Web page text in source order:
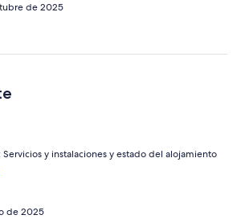
de 2025
y instalaciones y estado del alojamiento
de 2025